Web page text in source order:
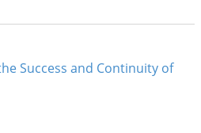
Success and Continuity of